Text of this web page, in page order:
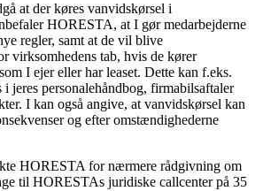
at der køres vanvidskørsel i
HORESTA, at I gør medarbejderne
regler, samt at de vil blive
virksomhedens tab, hvis de kører
I ejer eller har leaset. Dette kan f.eks.
i jeres personalehåndbog, firmabilsaftaler
I kan også angive, at vanvidskørsel kan
og efter omstændighederne
HORESTA for nærmere rådgivning om
til HORESTAs juridiske callcenter på 35